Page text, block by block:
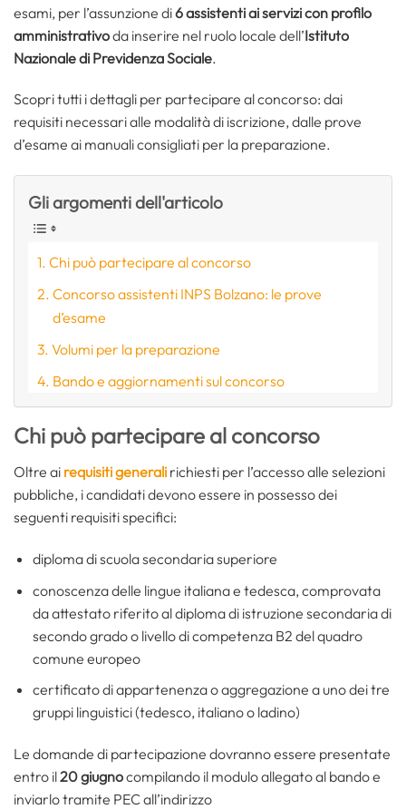
esami, per l’assunzione di6 assistenti ai servizi con profilo
amministrativoda inserire nel ruolo locale dell’Istituto
Nazionale di Previdenza Sociale.
Scopri tutti i dettagli per partecipare al concorso: dai
requisiti necessari alle modalità di iscrizione, dalle prove
d’esame ai manuali consigliati per la preparazione.
Gli argomenti dell'articolo
Chi può partecipare al concorso
Concorso assistenti INPS Bolzano: le prove
d’esame
Volumi per la preparazione
Bando e aggiornamenti sul concorso
Chi può partecipare al concorso
Oltre ai requisiti generali richiesti per l’accesso alle selezioni
pubbliche, i candidati devono essere in possesso dei
seguenti requisiti specifici:
diploma di scuola secondaria superiore
conoscenza delle lingue italiana e tedesca, comprovata
da attestato riferito al diploma di istruzione secondaria di
secondo grado o livello di competenza B2 del quadro
comune europeo
certificato di appartenenza o aggregazione a uno dei tre
gruppi linguistici (tedesco, italiano o ladino)
Le domande di partecipazione dovranno essere presentate
entro il20 giugnocompilando il modulo allegato al bando e
inviarlo tramite PEC all’indirizzo